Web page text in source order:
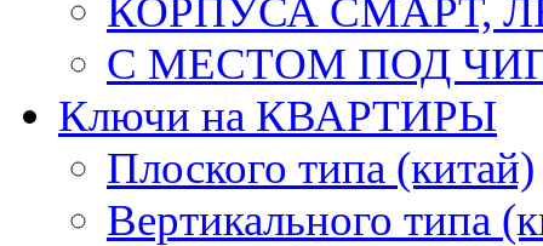
КОРПУСА СМАРТ,
С МЕСТОМ ПОД
Ключи на КВАРТИРЫ
Плоского типа (китай)
Вертикального типа